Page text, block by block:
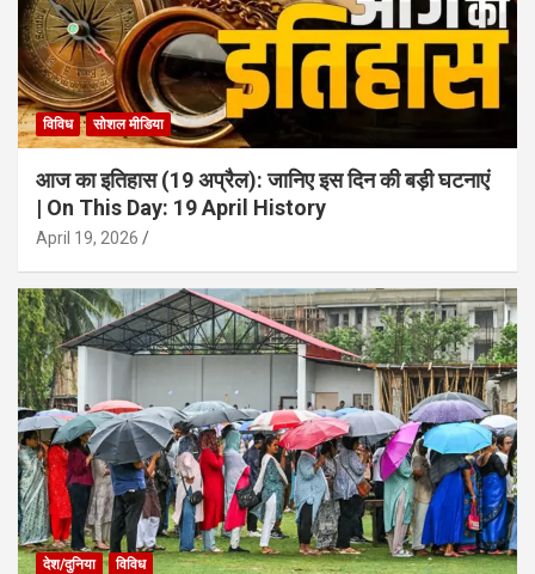
विविध सोशल मीडिया
आज का इतिहास (19 अप्रैल): जानिए इस दिन की बड़ी घटनाएं
| On This Day: 19 April History
April 19, 2026
देश/दुनिया विविध